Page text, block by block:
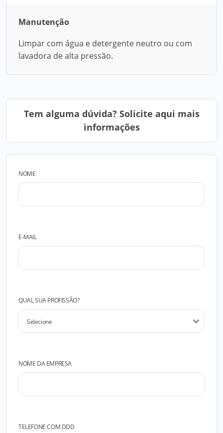
Manutenção
Limpar com água e detergente neutro ou com
lavadora de alta pressão.
Tem alguma dúvida? Solicite aqui mais
informações
NOME
E-MAIL
QUAL SUA PROFISSÃO?
NOME DA EMPRESA
TELEFONE COM DDD